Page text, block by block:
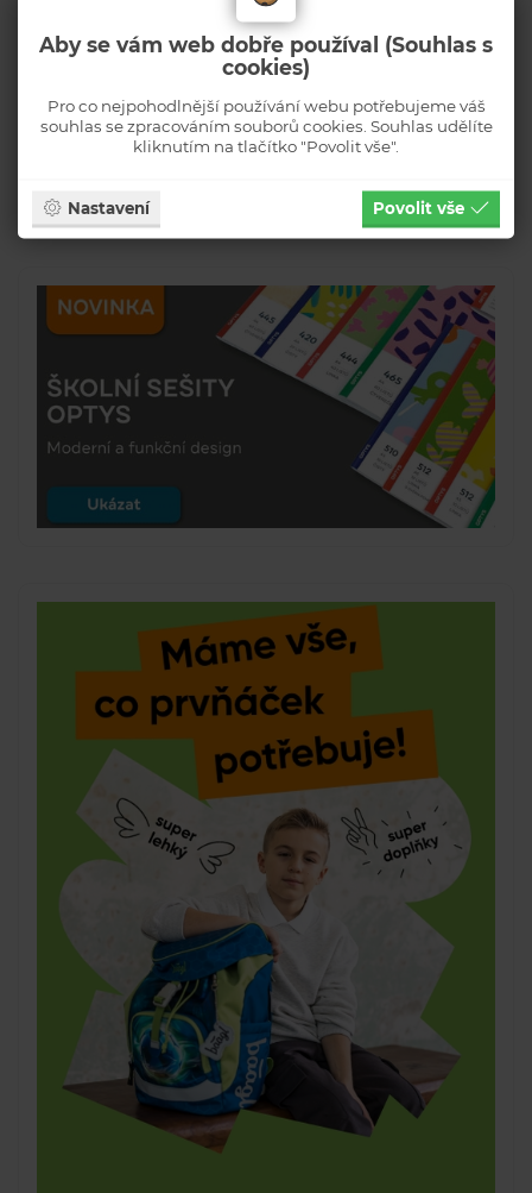
Aby se vám web dobře používal (Souhlas s
cookies)
Pro co nejpohodlnější používání webu potřebujeme váš
souhlas se zpracováním souborů cookies. Souhlas udělíte
kliknutím na tlačítko "Povolit vše".
Nastavení Povolit vše